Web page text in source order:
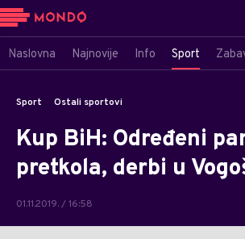
Naslovna Najnovije Info Sport
Sport Ostali sportovi
Kup BiH: Određeni
pretkola, derbi u
01.11.2019. / 16:58